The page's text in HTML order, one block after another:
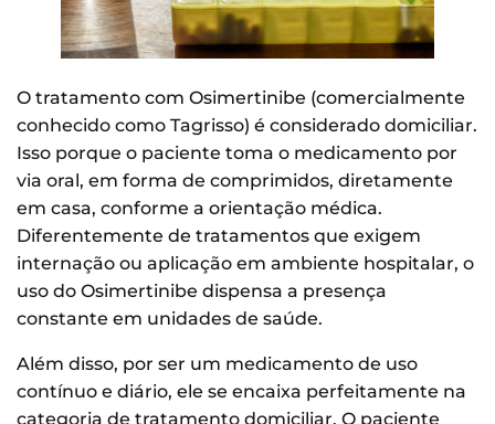
O tratamento com Osimertinibe (comercialmente
conhecido como Tagrisso) é considerado domiciliar.
Isso porque o paciente toma o medicamento por
via oral, em forma de comprimidos, diretamente
em casa, conforme a orientação médica.
Diferentemente de tratamentos que exigem
internação ou aplicação em ambiente hospitalar, o
uso do Osimertinibe dispensa a presença
constante em unidades de saúde.
Além disso, por ser um medicamento de uso
contínuo e diário, ele se encaixa perfeitamente na
categoria de tratamento domiciliar. O paciente